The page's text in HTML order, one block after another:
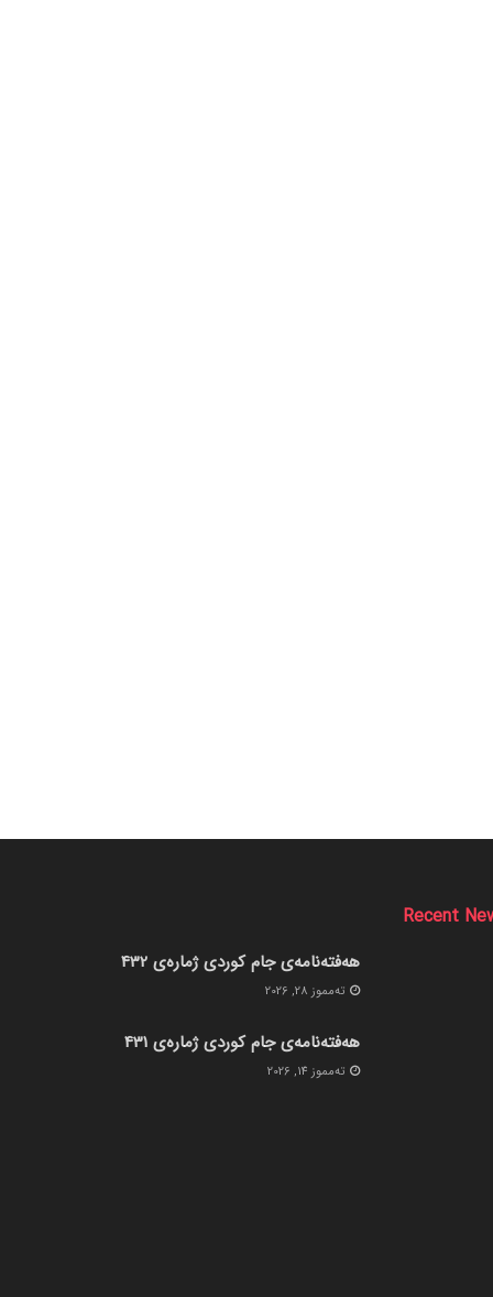
Recent
هەفتەنامەی جام کوردی ژمارەی 432
ته‌مموز 28, 2026
هەفتەنامەی جام کوردی ژمارەی 431
ته‌مموز 14, 2026